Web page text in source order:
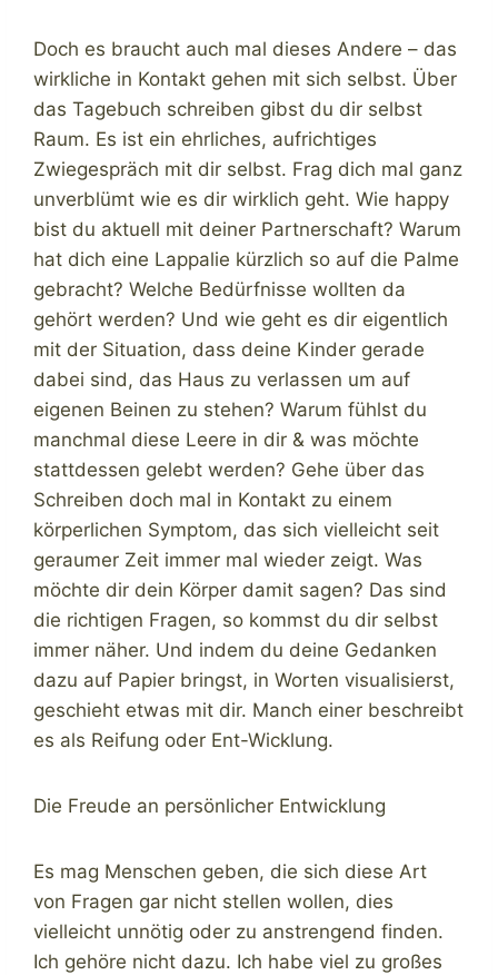
Doch es braucht auch mal dieses Andere – das
wirkliche in Kontakt gehen mit sich selbst. Über
das Tagebuch schreiben gibst du dir selbst
Raum. Es ist ein ehrliches, aufrichtiges
Zwiegespräch mit dir selbst. Frag dich mal ganz
unverblümt wie es dir wirklich geht. Wie happy
bist du aktuell mit deiner Partnerschaft? Warum
hat dich eine Lappalie kürzlich so auf die Palme
gebracht? Welche Bedürfnisse wollten da
gehört werden? Und wie geht es dir eigentlich
mit der Situation, dass deine Kinder gerade
dabei sind, das Haus zu verlassen um auf
eigenen Beinen zu stehen? Warum fühlst du
manchmal diese Leere in dir & was möchte
stattdessen gelebt werden? Gehe über das
Schreiben doch mal in Kontakt zu einem
körperlichen Symptom, das sich vielleicht seit
geraumer Zeit immer mal wieder zeigt. Was
möchte dir dein Körper damit sagen? Das sind
die richtigen Fragen, so kommst du dir selbst
immer näher. Und indem du deine Gedanken
dazu auf Papier bringst, in Worten visualisierst,
geschieht etwas mit dir. Manch einer beschreibt
es als Reifung oder Ent-Wicklung.
Die Freude an persönlicher Entwicklung
Es mag Menschen geben, die sich diese Art
von Fragen gar nicht stellen wollen, dies
vielleicht unnötig oder zu anstrengend finden.
Ich gehöre nicht dazu. Ich habe viel zu großes